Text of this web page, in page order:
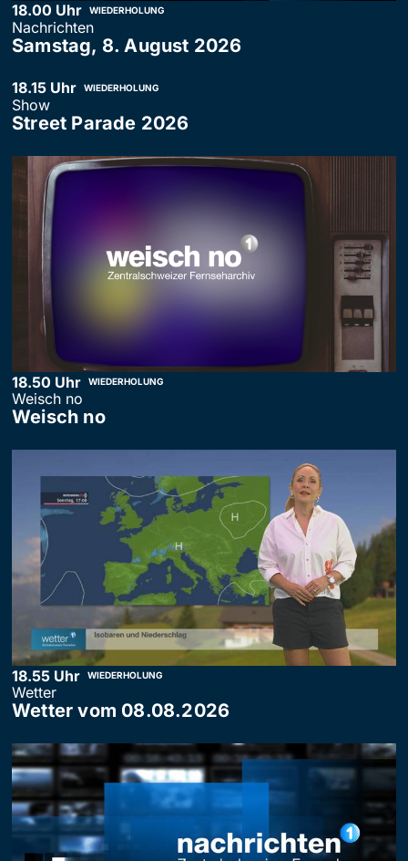
18.00 Uhr WIEDERHOLUNG
Nachrichten
Samstag, 8. August 2026
18.15 Uhr WIEDERHOLUNG
Show
Street Parade 2026
18.50 Uhr WIEDERHOLUNG
Weisch no
Weisch no
18.55 Uhr WIEDERHOLUNG
Wetter
Wetter vom 08.08.2026